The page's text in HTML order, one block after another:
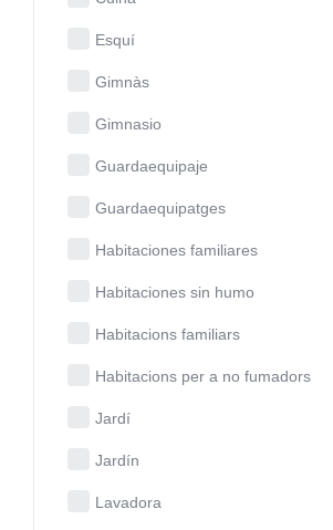
Esquí
Gimnàs
Gimnasio
Guardaequipaje
Guardaequipatges
Habitaciones familiares
Habitaciones sin humo
Habitacions familiars
Habitacions per a no fumadors
Jardí
Jardín
Lavadora